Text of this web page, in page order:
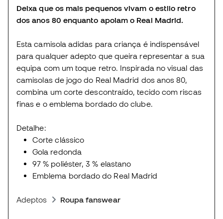
Deixa que os mais pequenos vivam o estilo retro
dos anos 80 enquanto apoiam o Real Madrid.
Esta camisola adidas para criança é indispensável
para qualquer adepto que queira representar a sua
equipa com um toque retro. Inspirada no visual das
camisolas de jogo do Real Madrid dos anos 80,
combina um corte descontraído, tecido com riscas
finas e o emblema bordado do clube.
Detalhe:
Corte clássico
Gola redonda
97 % poliéster, 3 % elastano
Emblema bordado do Real Madrid
Adeptos Roupa fanswear